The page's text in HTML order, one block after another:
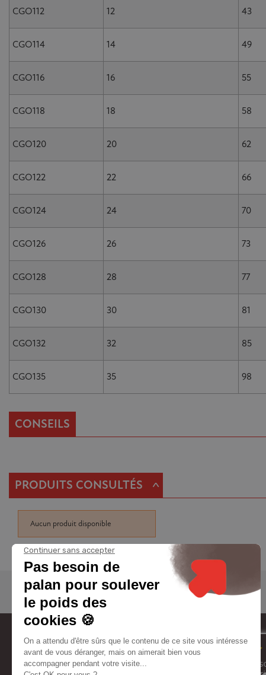
CGO112 12 43
CGO114 14 49
CGO116 16 55
CGO118 18 58
CGO120 20 62
CGO122 22 66
CGO124 24 70
CGO126 26 73
CGO128 28 77
CGO130 30 81
CGO132 32 85
CGO135 35 98
CONSEILS
PRODUITS CONSULTÉS ^
Aucun produit disponible